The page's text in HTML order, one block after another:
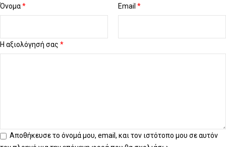
Η αξιολόγησή σας *
Όνομα* Email *
Αποθήκευσε το όνομά μου, email, και τον ιστότοπο μου σε αυτόν